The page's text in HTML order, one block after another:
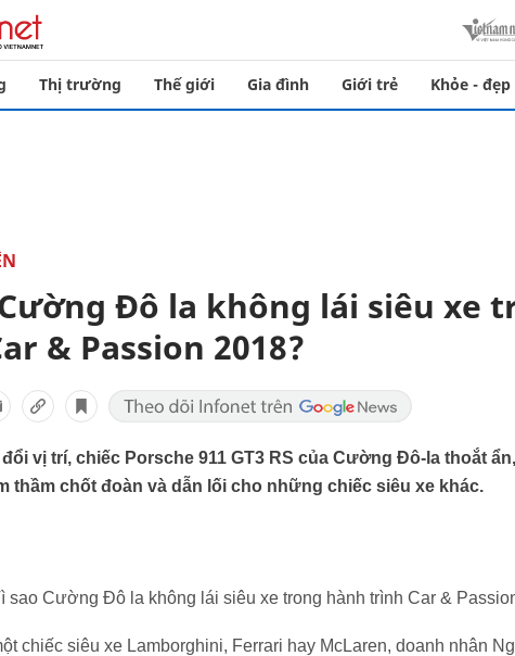
Thị trường Thế giới Gia đình Giới trẻ Khỏe - đẹp
Đô la không lái siêu xe
& Passion 2018?
vị trí, chiếc Porsche 911 GT3 RS của Cường Đô-la thoắt
thầm chốt đoàn và dẫn lối cho những chiếc siêu xe khác.
chiếc siêu xe Lamborghini, Ferrari hay McLaren, doanh nhân